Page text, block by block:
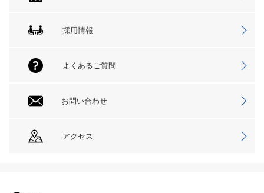
採用情報
よくあるご質問
お問い合わせ
アクセス